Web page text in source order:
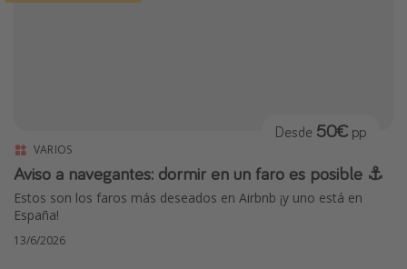
VARIOS
Aviso a navegantes: dormir en un faro es posible ⚓️
Estos son los faros más deseados en Airbnb ¡y uno está en
España!
Desde 50€ pp
13/6/2026